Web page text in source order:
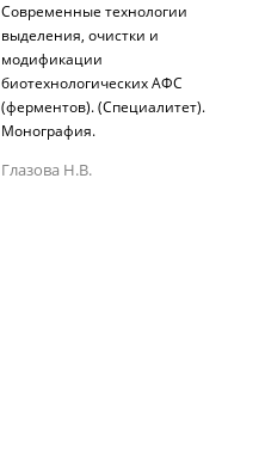
Современные технологии
выделения, очистки и
модификации
биотехнологических АФС
(ферментов). (Специалитет).
Монография.
Глазова Н.В.